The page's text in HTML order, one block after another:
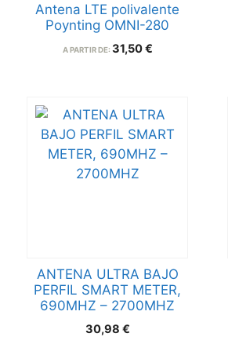
Antena LTE polivalente
Poynting OMNI-280
A PARTIR DE: 31,50€
ANTENA ULTRA BAJO
PERFIL SMART METER,
690MHZ – 2700MHZ
30,98 €